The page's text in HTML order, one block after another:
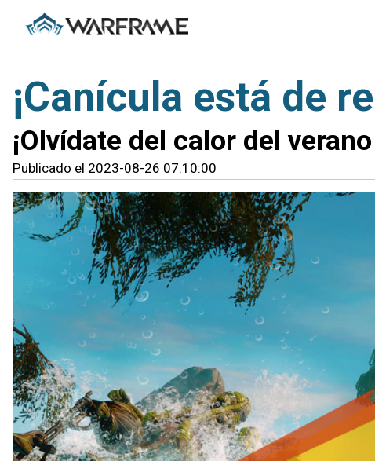
¡Canícula está de
¡Olvídate del calor del
Publicado el 2023-08-26 07:10:00